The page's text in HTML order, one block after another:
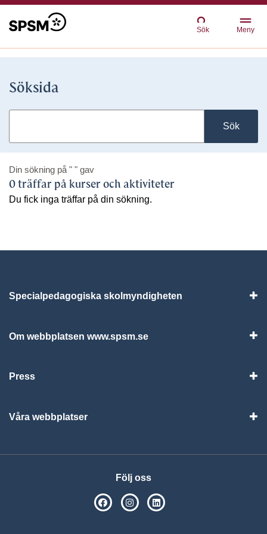
Sök Meny
Söksida
Sök
Din sökning på " " gav
0 träffar på kurser och aktiviteter
Du fick inga träffar på din sökning.
Specialpedagogiska skolmyndigheten
Om webbplatsen www.spsm.se
Press
Våra webbplatser
Följ oss
SPSM på Facebook
SPSM på Instagram